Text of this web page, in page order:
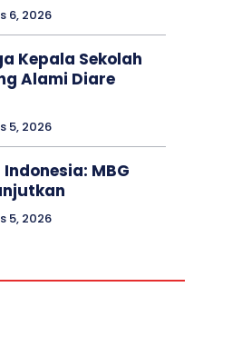
6, 2026
Kepala Sekolah
Alami Diare
5, 2026
MBG
5, 2026